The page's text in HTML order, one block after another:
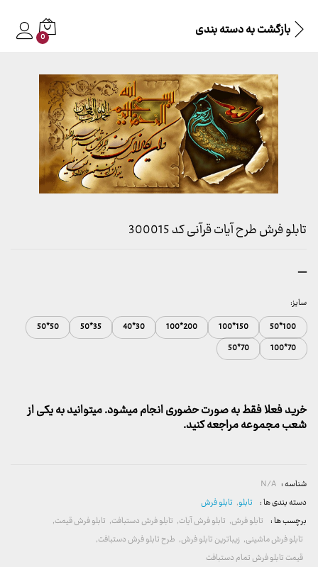
بازگشت بهدسته بندی 0
تابلو فرش طرح آیات قرآنی کد 300015
–محدوده
تا
2,600,000 تومان
سایز:
100*50
150*100
200*100
30*40
35*50
50*50
70*100
70*50
خرید فعلا فقط به صورت حضوری انجام میشود. میتوانید به یکی از
شعب مجموعه مراجعه کنید.
شناسه : N/A
دسته بندی ها : تابلو, تابلو فرش
برچسب ها : تابلو فرش, تابلو فرش آیات, تابلو فرش دستبافت, تابلو فرش قیمت,
تابلو فرش ماشینی, زیباترین تابلو فرش, طرح تابلو فرش دستبافت,
قیمت تابلو فرش تمام دستبافت